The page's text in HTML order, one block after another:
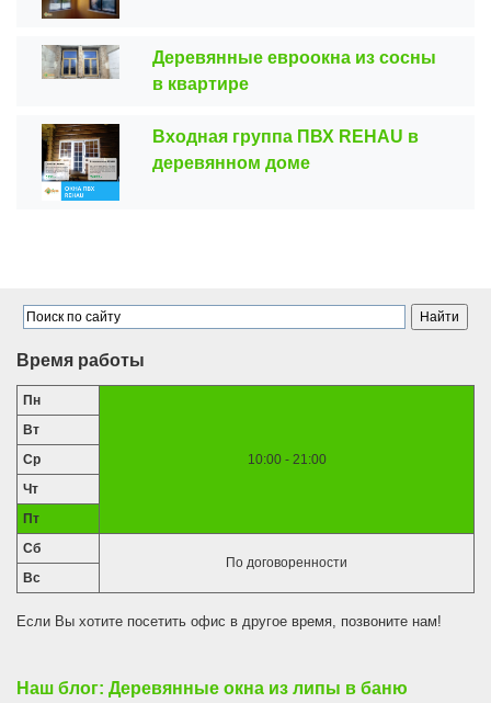
Деревянные евроокна из сосны
в квартире
Входная группа ПВХ REHAU в
деревянном доме
Время работы
Пн
10:00 - 21:00
Вт
Ср
Чт
Пт
Сб
По договоренности
Вс
Если Вы хотите посетить офис в другое время, позвоните нам!
Наш блог: Деревянные окна из липы в баню